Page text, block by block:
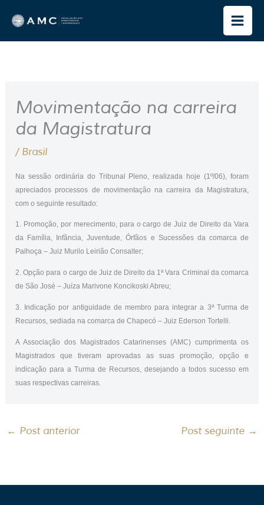
para
o
Movimentação na carreira
da Magistratura
/ Brasil
Na sessão ordinária do Tribunal Pleno, realizada hoje (1º/06), foram
apreciados processos de movimentação na carreira da Magistratura,
com o seguinte resultado:
1. Promoção, por merecimento, para o cargo de Juiz de Direito da Vara
da Família, Infância, Juventude, Órfãos e Sucessões da comarca de
Palhoça – Juiz Murilo Leirião Consalter;
2. Opção para o cargo de Juiz de Direito da 1ª Vara Criminal da comarca
de São José – Juíza Marivone Koncikoski Abreu;
3. Indicação por antiguidade de membro para integrar a 3ª Turma de
Recursos, sediada na comarca de Chapecó – Juiz Ederson Tortelli.
A Associação dos Magistrados Catarinenses (AMC) cumprimenta os
Magistrados que tiveram aprovadas as suas promoção, opção e
indicação para a Turma de Recursos, desejando a todos sucesso em
suas respectivas carreiras.
← Post anterior Post seguinte →